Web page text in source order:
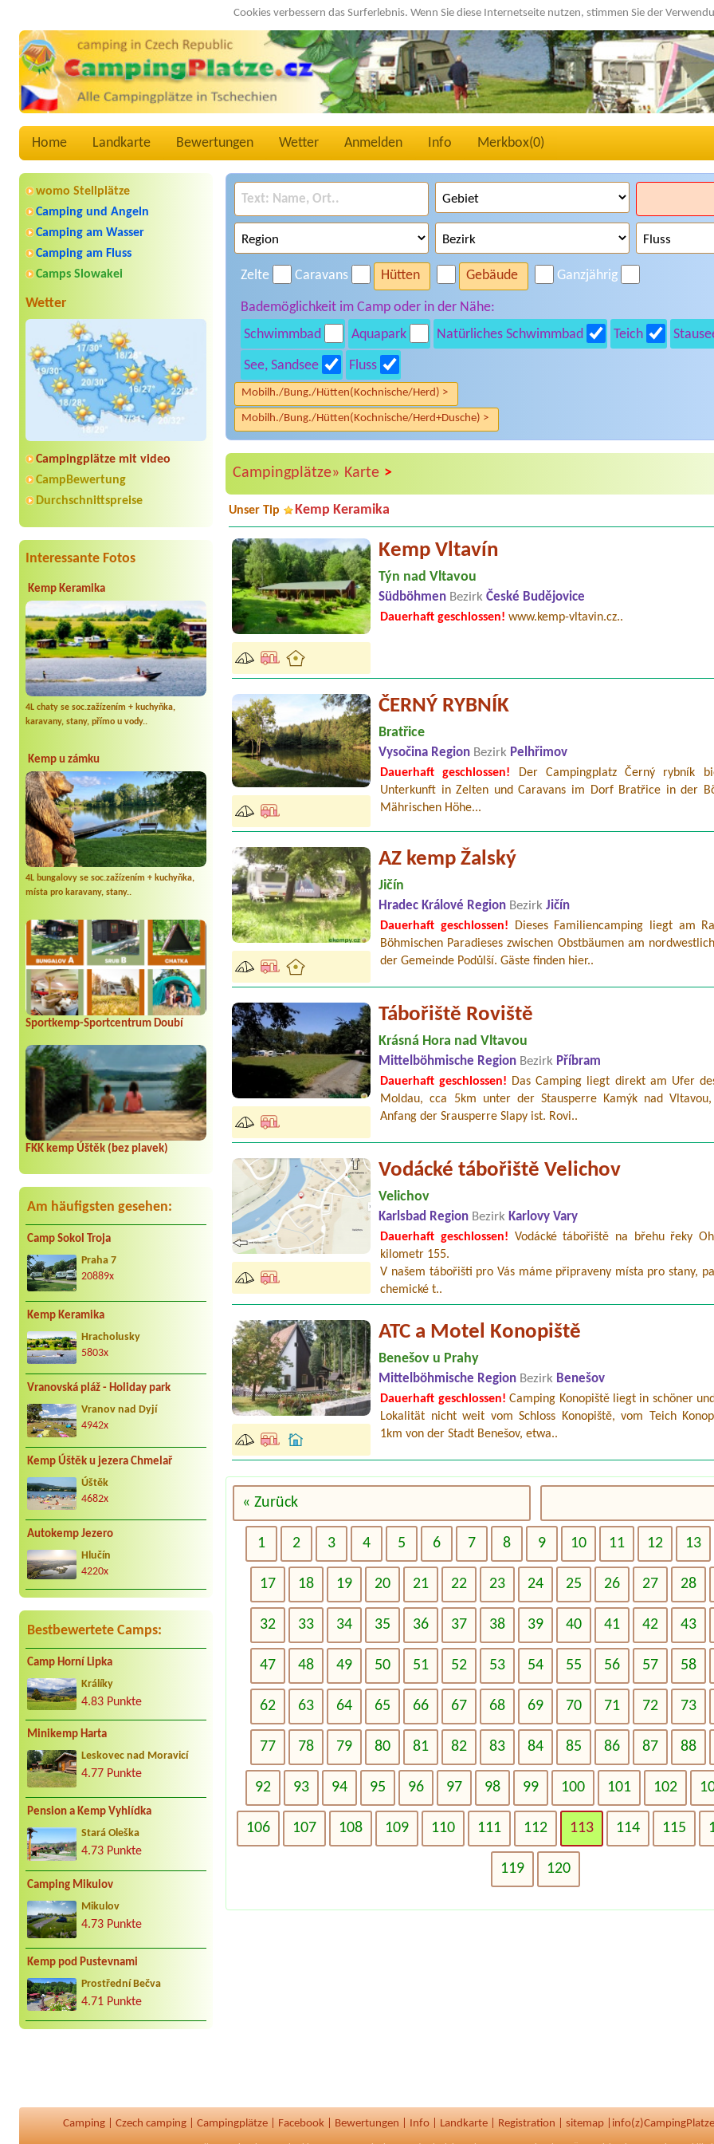
Cookies verbessern das Surferlebnis. Wenn Sie diese Internetseite nutzen, stimmen Sie der
Home Landkarte Bewertungen Wetter Anmelden Info Merkbox(0)
womo Stellplätze
Camping und Angeln
Camping am Wasser
Camping am Fluss
Camps Slowakei
Wetter
Campingplätze mit video
CampBewertung
Durchschnittspreise
Interessante Fotos
Kemp Keramika
4L chaty se soc.zažízením + kuchyňka,
karavany, stany, přímo u vody..
Kemp u zámku
4L bungalovy se soc.zažízením + kuchyňka,
místa pro karavany, stany..
Sportkemp-Sportcentrum Doubí
FKK kemp Úštěk (bez plavek)
Am häufigsten gesehen:
Camp Sokol Troja
Praha 7
20889x
Kemp Keramika
Hracholusky
5803x
Vranovská pláž - Holiday park
Vranov nad Dyjí
4942x
Kemp Úštěk u jezera Chmelař
Úštěk
4682x
Autokemp Jezero
Hlučín
4220x
Bestbewertete Camps:
Camp Horní Lipka
Králíky
4.83 Punkte
Minikemp Harta
Leskovec nad Moravicí
4.77 Punkte
Pension a Kemp Vyhlídka
Stará Oleška
4.73 Punkte
Camping Mikulov
Mikulov
4.73 Punkte
Kemp pod Pustevnami
Prostřední Bečva
4.71 Punkte
Zelte Caravans Hütten Gebäude Ganzjährig
Bademöglichkeit im Camp oder in der Nähe:
Schwimmbad
Aquapark Natürliches Schwimmbad Teich
See, Sandsee Fluss
Mobilh./Bung./Hütten(Kochnische/Herd) >
Mobilh./Bung./Hütten(Kochnische/Herd+Dusche) >
Campingplätze» Karte >
Unser Tip Kemp Keramika
Kemp Vltavín
Týn nad Vltavou
Südböhmen Bezirk České Budějovice
Dauerhaft geschlossen! www.kemp-vltavin.cz..
ČERNÝ RYBNÍK
Bratřice
Vysočina Region Bezirk Pelhřimov
Dauerhaft geschlossen! Der Campingplatz Černý rybník
Unterkunft in Zelten und Caravans im Dorf Bratřice in der
Mährischen Höhe...
AZ kemp Žalský
Jičín
Hradec Králové Region Bezirk Jičín
Dauerhaft geschlossen! Dieses Familiencamping liegt am
Böhmischen Paradieses zwischen Obstbäumen am
der Gemeinde Podůlší. Gäste finden hier..
Tábořiště Roviště
Krásná Hora nad Vltavou
Mittelböhmische Region Bezirk Příbram
Dauerhaft geschlossen! Das Camping liegt direkt am Ufer
Moldau, cca 5km unter der Stausperre Kamýk nad
Anfang der Srausperre Slapy ist. Rovi..
Vodácké tábořiště Velichov
Velichov
Karlsbad Region Bezirk Karlovy Vary
Dauerhaft geschlossen! Vodácké tábořiště na břehu řeky
kilometr 155.
V našem tábořišti pro Vás máme připraveny místa pro stany,
chemické t..
ATC a Motel Konopiště
Benešov u Prahy
Mittelböhmische Region Bezirk Benešov
Dauerhaft geschlossen! Camping Konopiště liegt in schöner
Lokalität nicht weit vom Schloss Konopiště, vom Teich
1km von der Stadt Benešov, etwa..
« Zurück
1 2 3 4 5 6 7 8 9 10 11 12 13
17 18 19 20 21 22 23 24 25 26 27 28
32 33 34 35 36 37 38 39 40 41 42 43
47 48 49 50 51 52 53 54 55 56 57 58
62 63 64 65 66 67 68 69 70 71 72 73
77 78 79 80 81 82 83 84 85 86 87 88
92 93 94 95 96 97 98 99 100 101 102
106 107 108 109 110 111 112 113 114 115
119 120
Camping Czech camping Campingplätze Facebook Bewertungen Info Landkarte Registration sitemap